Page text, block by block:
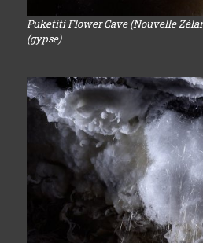
Puketiti Flower Cave (Nouvelle
(gypse)